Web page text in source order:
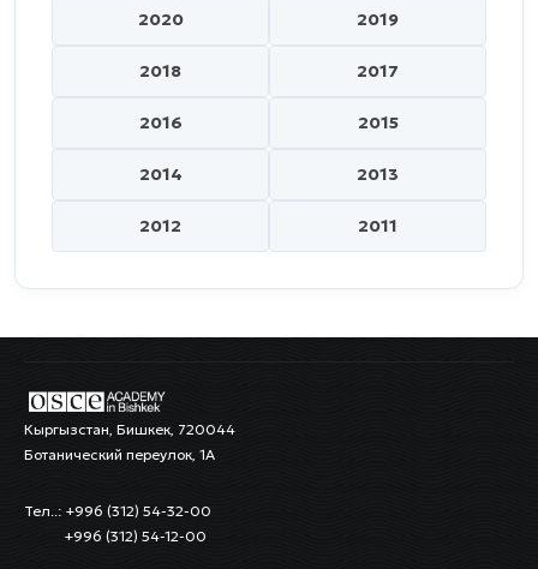
2020 2019
2018 2017
2016 2015
2014 2013
2012 2011
Кыргызстан, Бишкек, 720044
Ботанический переулок, 1А
Тел..: +996 (312) 54-32-00
+996 (312) 54-12-00